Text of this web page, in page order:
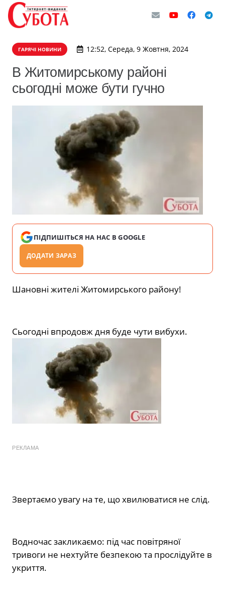
ГАРЯЧІ НОВИНИ 12:52, Середа, 9 Жовтня, 2024
В Житомирському районі
сьогодні може бути гучно
ПІДПИШІТЬСЯ НА НАС В GOOGLE
ДОДАТИ ЗАРАЗ
Шановні жителі Житомирського району!
Сьогодні впродовж дня буде чути вибухи.
РЕКЛАМА
Звертаємо увагу на те, що хвилюватися не слід.
Водночас закликаємо: під час повітряної
тривоги не нехтуйте безпекою та прослідуйте в
укриття.